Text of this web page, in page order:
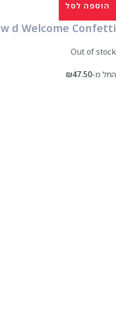
הוספה לסל
w d Welcome Confetti
Out of stock
החל מ- ₪47.50